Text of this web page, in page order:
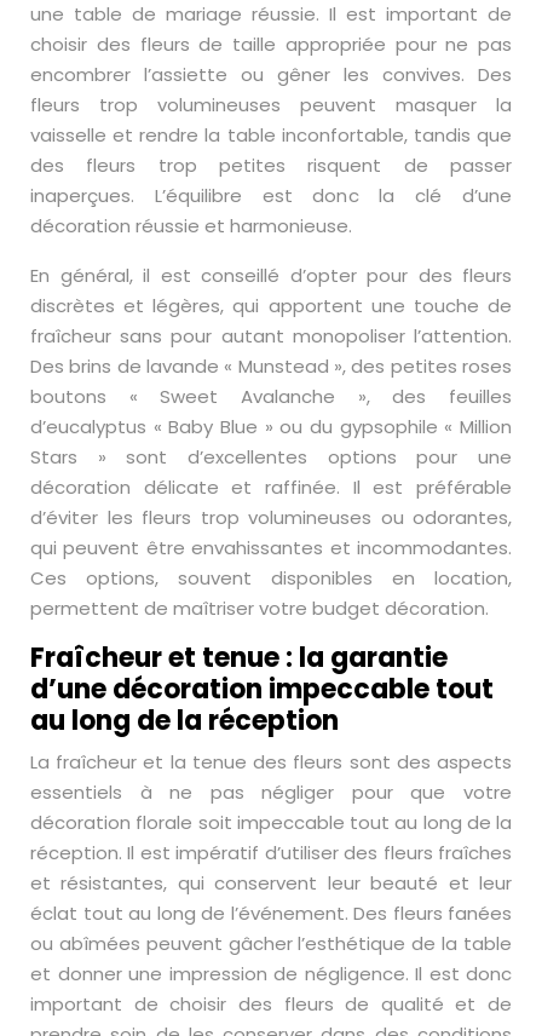
une table de mariage réussie. Il est important de
choisir des fleurs de taille appropriée pour ne pas
encombrer l’assiette ou gêner les convives. Des
fleurs trop volumineuses peuvent masquer la
vaisselle et rendre la table inconfortable, tandis que
des fleurs trop petites risquent de passer
inaperçues. L’équilibre est donc la clé d’une
décoration réussie et harmonieuse.
En général, il est conseillé d’opter pour des fleurs
discrètes et légères, qui apportent une touche de
fraîcheur sans pour autant monopoliser l’attention.
Des brins de lavande « Munstead », des petites roses
boutons « Sweet Avalanche », des feuilles
d’eucalyptus « Baby Blue » ou du gypsophile « Million
Stars » sont d’excellentes options pour une
décoration délicate et raffinée. Il est préférable
d’éviter les fleurs trop volumineuses ou odorantes,
qui peuvent être envahissantes et incommodantes.
Ces options, souvent disponibles en location,
permettent de maîtriser votre budget décoration.
Fraîcheur et tenue : la garantie
d’une décoration impeccable tout
au long de la réception
La fraîcheur et la tenue des fleurs sont des aspects
essentiels à ne pas négliger pour que votre
décoration florale soit impeccable tout au long de la
réception. Il est impératif d’utiliser des fleurs fraîches
et résistantes, qui conservent leur beauté et leur
éclat tout au long de l’événement. Des fleurs fanées
ou abîmées peuvent gâcher l’esthétique de la table
et donner une impression de négligence. Il est donc
important de choisir des fleurs de qualité et de